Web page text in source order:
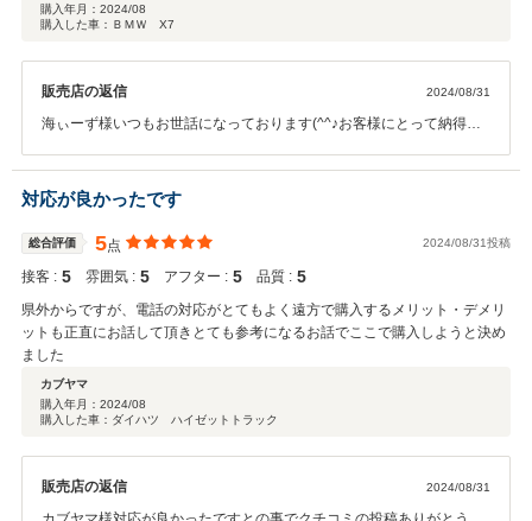
購入年月： 2024/08
購入した車：ＢＭＷ X7
販売店の返信 2024/08/31
海ぃーず様いつもお世話になっております(^^♪お客様にとって納得の
ましたらお気軽にご来店下さい♪
対応が良かったです
総合評価 5点 2024/08/31投稿
接客 : 5 雰囲気 : 5 アフター : 5 品質 : 5
県外からですが、電話の対応がとてもよく遠方で購入するメリット・デメリ
ットも正直にお話して頂きとても参考になるお話でここで購入しようと決め
ました
カブヤマ
購入年月： 2024/08
購入した車：ダイハツ ハイゼットトラック
販売店の返信 2024/08/31